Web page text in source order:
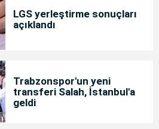
LGS yerleştirme sonuçları
açıklandı
Trabzonspor'un yeni
transferi Salah, İstanbul'a
geldi